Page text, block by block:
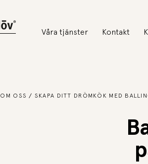
Våra tjänster Kontakt
OM OSS SKAPA DITT DRÖMKÖK MED